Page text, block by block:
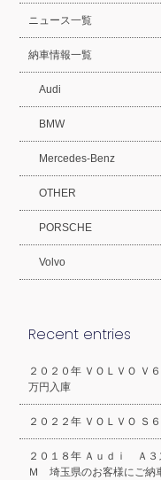
ニュース一覧
納車情報一覧
Audi
BMW
Mercedes-Benz
OTHER
PORSCHE
Volvo
Recent entries
２０２０年 ＶＯＬＶＯ
万円入庫
２０２２年 ＶＯＬＶＯ
２０１８年 Ａｕｄｉ Ａ
Ｍ 埼玉県のお客様にご納